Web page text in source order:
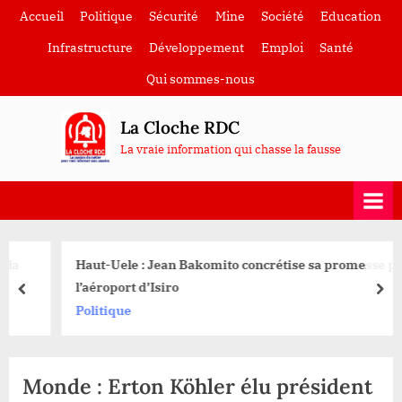
SkipAccueil Politique Sécurité Mine Société
Education
Infrastructure
Développement Emploi
Santé
Qui sommes-nous
La Cloche RDC
La vraie information qui chasse la fausse
Haut-Uele : Jean Bakomito concrétise sa promesse pour
l’aéroport d’Isiro
Politique
prev
Monde : Erton Köhler élu président